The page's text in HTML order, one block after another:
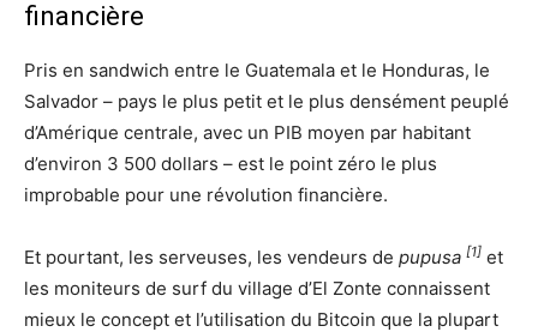
financière
Pris en sandwich entre le Guatemala et le Honduras, le
Salvador – pays le plus petit et le plus densément peuplé
d’Amérique centrale, avec un PIB moyen par habitant
d’environ 3 500 dollars – est le point zéro le plus
improbable pour une révolution financière.
Et pourtant, les serveuses, les vendeurs de pupusa [1] et
les moniteurs de surf du village d’El Zonte connaissent
mieux le concept et l’utilisation du Bitcoin que la plupart